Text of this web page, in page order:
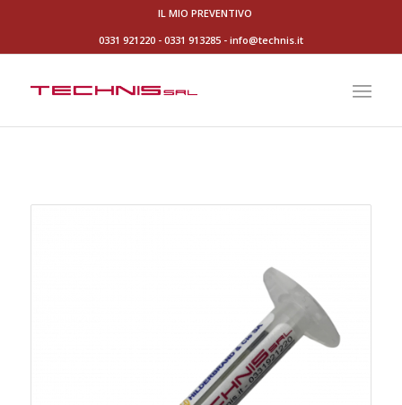
IL MIO PREVENTIVO
0331 921220- 0331 913285- info@technis.it